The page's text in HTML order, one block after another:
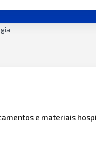
e materiais